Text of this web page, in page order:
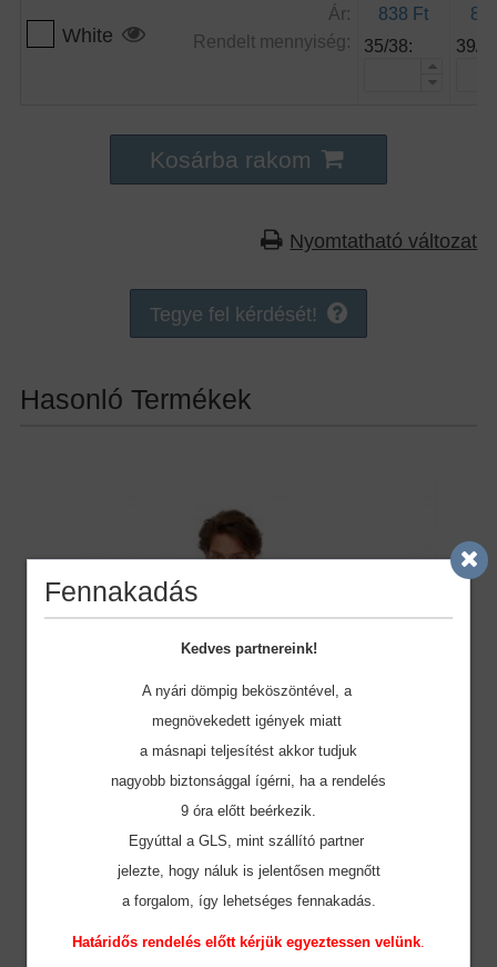
White
Ár:
Rendelt mennyiség:
838 Ft
35/38:
39/
Kosárba rakom
Nyomtatható változat
Tegye fel kérdését!
Hasonló Termékek
Fennakadás
Kedves partnereink!
A nyári dömpig beköszöntével, a
megnövekedett igények miatt
a másnapi teljesítést akkor tudjuk
nagyobb biztonsággal ígérni, ha a rendelés
9 óra előtt beérkezik.
Egyúttal a GLS, mint szállító partner
jelezte, hogy náluk is jelentősen megnőtt
a forgalom, így lehetséges fennakadás.
Határidős rendelés előtt kérjük egyeztessen velünk.